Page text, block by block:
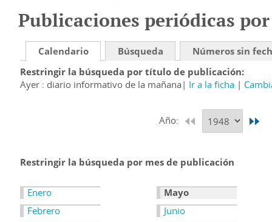
Publicaciones periódicas
Calendario Búsqueda
Números sin
Restringir la búsqueda por título de publicación
Ayer : diario informativo de la mañana
Ir a la ficha
Año:
Restringir la búsqueda por mes de publicación
Enero
Febrero
Mayo
Junio